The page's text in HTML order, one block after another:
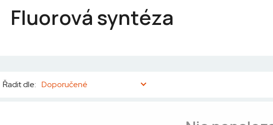
Fluorová syntéza
Řadit dle: Doporučené